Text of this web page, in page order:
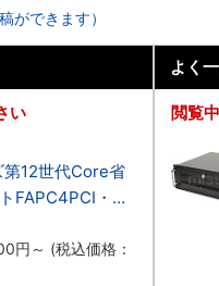
ができます）
い
12世代Core省
FAPC4PCI・
円 ～ (税込価格：
よく
閲覧